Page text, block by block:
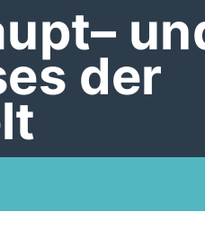
der